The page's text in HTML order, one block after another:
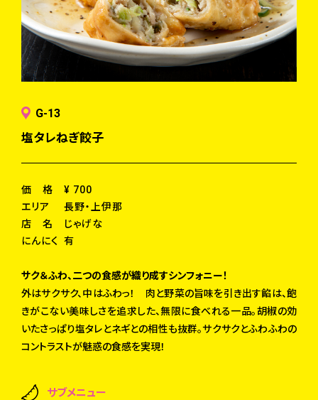
G-13
塩タレねぎ餃子
価 格
¥ 700
エリア
長野・上伊那
店 名
じゃげな
にんにく
有
サク＆ふわ、二つの食感が織り成すシンフォニー！
外はサクサク、中はふわっ！ 肉と野菜の旨味を引き出す餡は、飽
きがこない美味しさを追求した、無限に食べれる一品。胡椒の効
いたさっぱり塩タレとネギとの相性も抜群。サクサクとふわふわの
コントラストが魅惑の食感を実現！
サブメニュー